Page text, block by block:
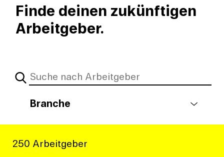
Finde deinen zukünftigen
Arbeitgeber.
Branche
250 Arbeitgeber